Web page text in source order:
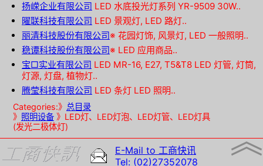
扬嵘企业有限公司 LED 水底投光灯系列 YR-9509 30W..
曜联科技有限公司 LED 景观灯, LED 路灯..
丽清科技股份有限公司※ 花园灯饰, 风景灯, LED 一般照明..
稳谭科技股份有限公司※ LED 应用商品..
宝□实业有限公司 LED MR-16, E27, T5&T8 LED 灯管, 灯筒,
灯源, 灯盘, 植物灯..
腾莹科技有限公司 LED 条灯 LED 照明..
Categories:》 总目录
》 照明设备 》LED灯、LED灯泡、LED灯管、LED灯具
(发光二极体灯)
E-Mail to 工商快讯
Tel: (02)27352078
︽